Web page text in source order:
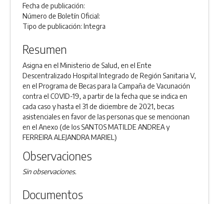
Fecha de publicación:
Número de Boletín Oficial:
Tipo de publicación:Integra
Resumen
Asigna en el Ministerio de Salud, en el Ente
Descentralizado Hospital Integrado de Región Sanitaria V,
en el Programa de Becas para la Campaña de Vacunación
contra el COVID-19, a partir de la fecha que se indica en
cada caso y hasta el 31 de diciembre de 2021, becas
asistenciales en favor de las personas que se mencionan
en el Anexo (de los SANTOS MATILDE ANDREA y
FERREIRA ALEJANDRA MARIEL)
Observaciones
Sin observaciones.
Documentos